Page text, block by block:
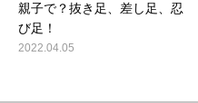
親子で？抜き足、差し足、忍
び足！
2022.04.05